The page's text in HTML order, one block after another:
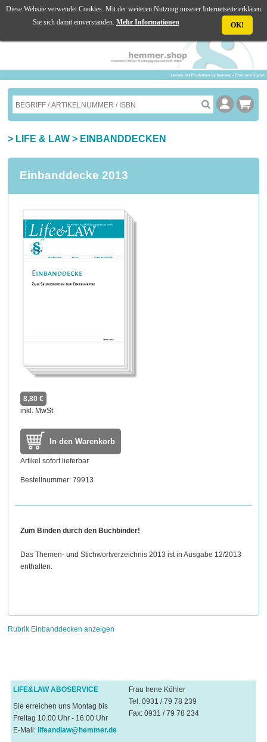
☰ MENU
> LIFE & LAW > EINBANDDECKEN
Einbanddecke 2013
8,80 €
inkl. MwSt
In den Warenkorb
Artikel sofort lieferbar
Bestellnummer: 79913
Zum Binden durch den Buchbinder!
Das Themen- und Stichwortverzeichnis 2013 ist in Ausgabe 12/2013
enthalten.
Rubrik Einbanddecken anzeigen
LIFE&LAW ABOSERVICE
Sie erreichen uns Montag bis
Freitag 10.00 Uhr - 16.00 Uhr
E-Mail: lifeandlaw@hemmer.de
Frau Irene Köhler
Tel. 0931 / 79 78 239
Fax: 0931 / 79 78 234
Diese Website verwendet Cookies. Mit der weiteren Nutzung unserer Internetseite erklären
Sie sich damit einverstanden. Mehr Informationen OK!